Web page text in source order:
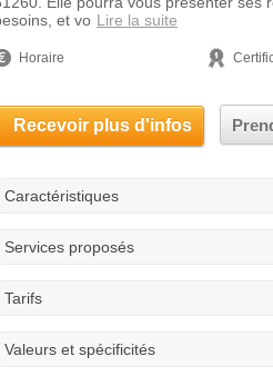
et vo Lire la suite
Horaire
Recevoir plus d'infos
Caractéristiques
Services proposés
Tarifs
Valeurs et spécificités